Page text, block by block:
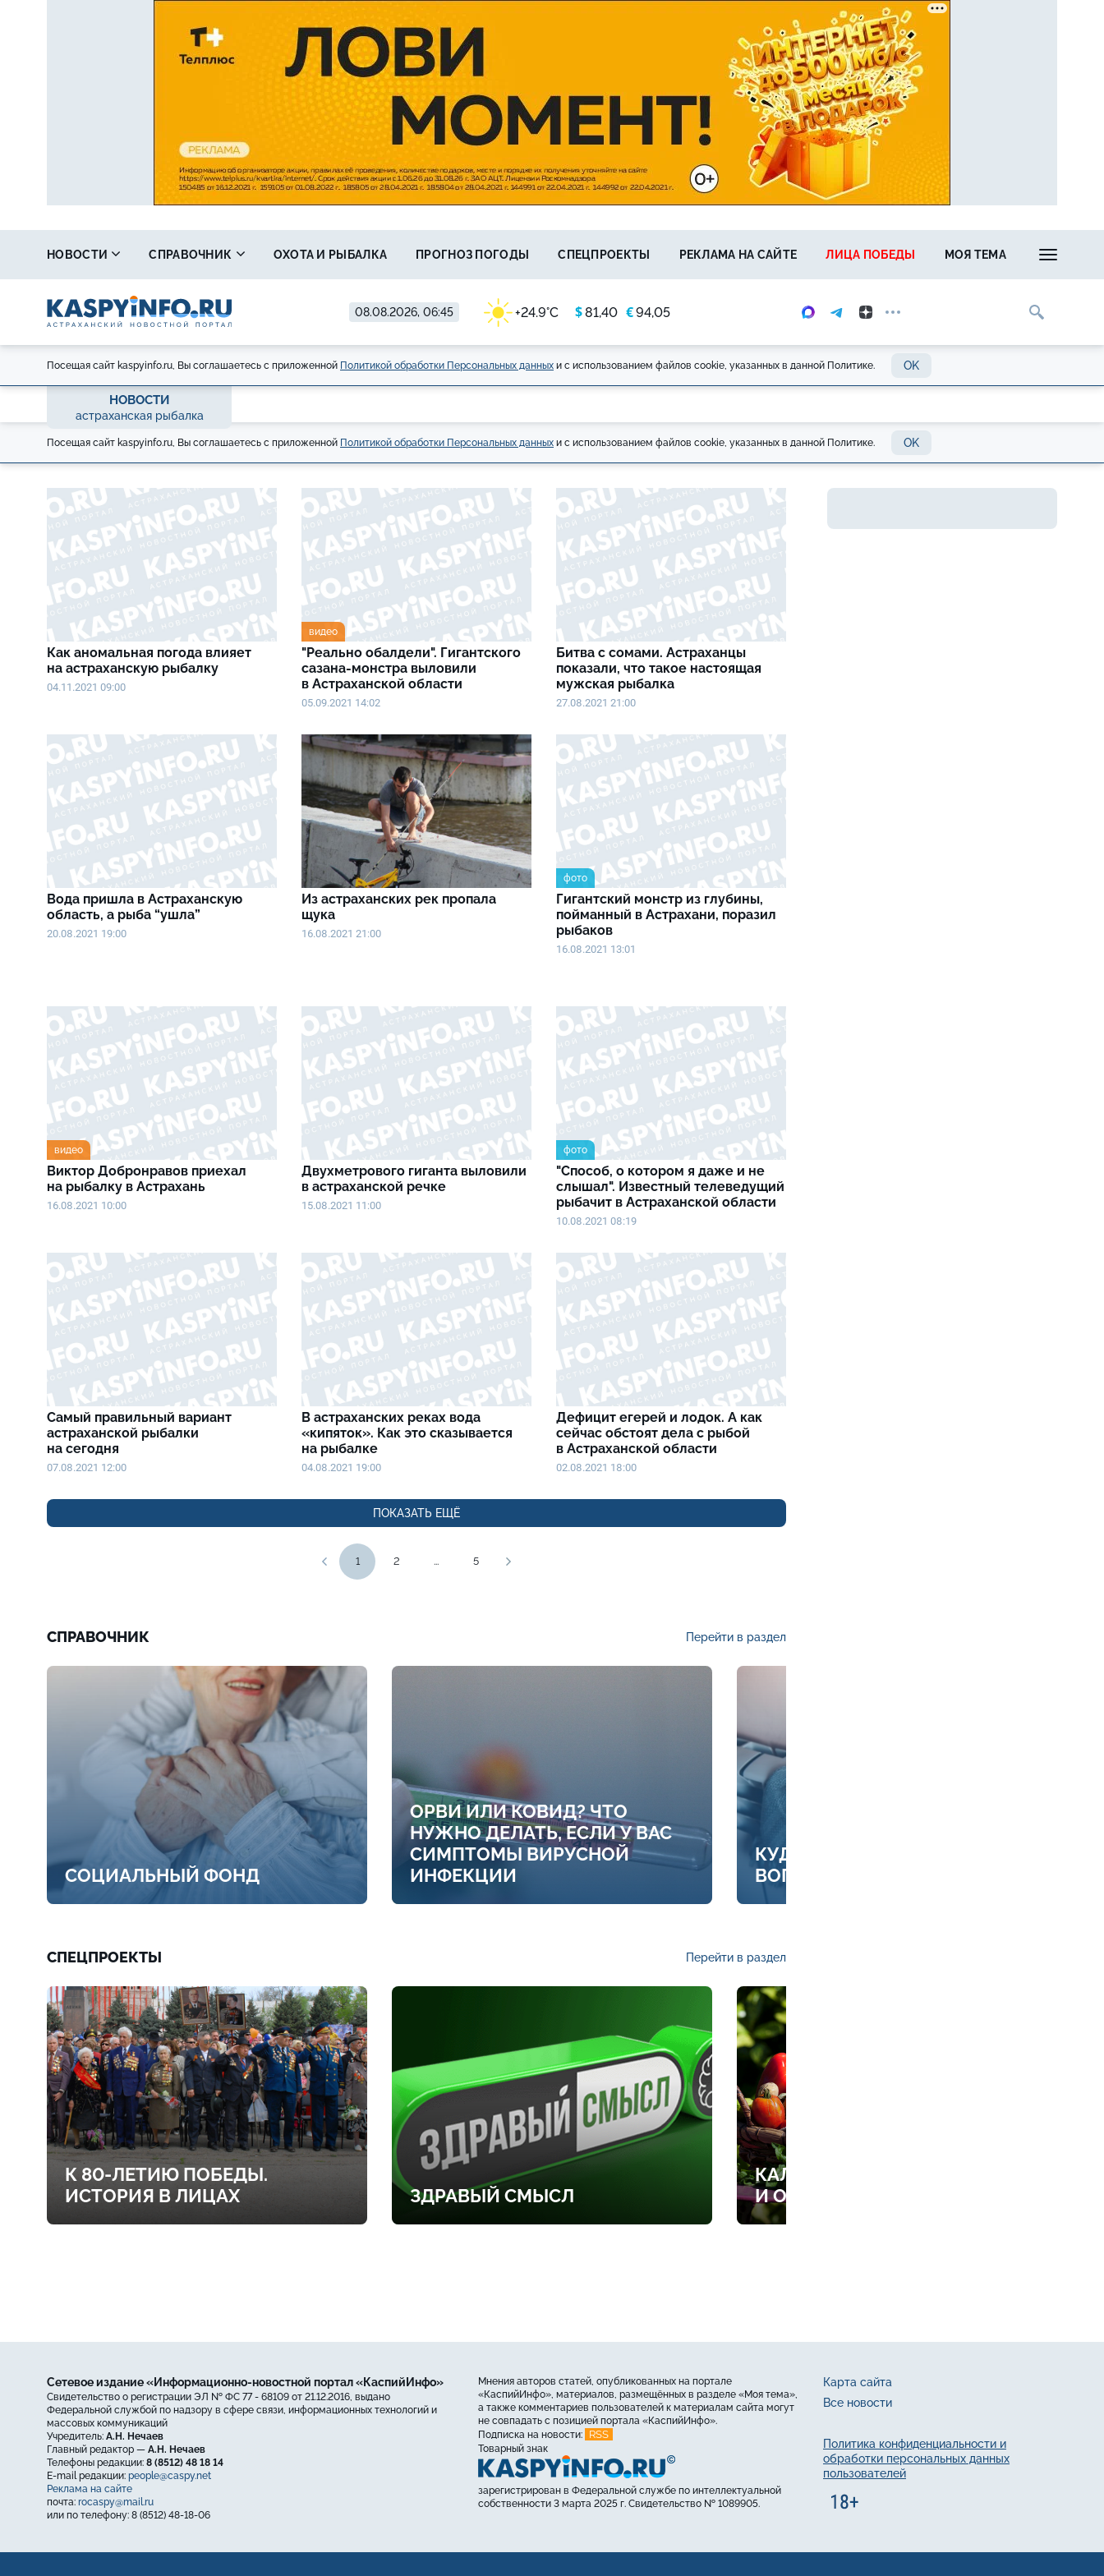
08.08.2026, 06:45 +24.9°C $81,40 €94,05
НОВОСТИ СПРАВОЧНИК ОХОТА И РЫБАЛКА ПРОГНОЗ ПОГОДЫ СПЕЦПРОЕКТЫ РЕКЛАМА НА САЙТЕ ЛИЦА ПОБЕДЫ МОЯ ТЕМА
Посещая сайт kaspyinfo.ru, Вы соглашаетесь с приложенной Политикой обработки Персональных данных и с использованием файлов cookie, указанных в данной Политике. OK
НОВОСТИ
астраханская рыбалка
Посещая сайт kaspyinfo.ru, Вы соглашаетесь с приложенной Политикой обработки Персональных данных и с использованием файлов cookie, указанных в данной Политике. OK
Как аномальная погода влияет
на астраханскую рыбалку
04.11.2021 09:00
видео
"Реально обалдели". Гигантского
сазана-монстра выловили
в Астраханской области
05.09.2021 14:02
Битва с сомами. Астраханцы
показали, что такое настоящая
мужская рыбалка
27.08.2021 21:00
Вода пришла в Астраханскую
область, а рыба “ушла”
20.08.2021 19:00
Из астраханских рек пропала
щука
16.08.2021 21:00
фото
Гигантский монстр из глубины,
пойманный в Астрахани, поразил
рыбаков
16.08.2021 13:01
видео
Виктор Добронравов приехал
на рыбалку в Астрахань
16.08.2021 10:00
Двухметрового гиганта выловили
в астраханской речке
15.08.2021 11:00
фото
"Способ, о котором я даже и не
слышал". Известный телеведущий
рыбачит в Астраханской области
10.08.2021 08:19
Самый правильный вариант
астраханской рыбалки
на сегодня
07.08.2021 12:00
В астраханских реках вода
«кипяток». Как это сказывается
на рыбалке
04.08.2021 19:00
Дефицит егерей и лодок. А как
сейчас обстоят дела с рыбой
в Астраханской области
02.08.2021 18:00
ПОКАЗАТЬ ЕЩЁ
1 2 ... 5
СПРАВОЧНИК Перейти в раздел
СОЦИАЛЬНЫЙ ФОНД
ОРВИ ИЛИ КОВИД? ЧТО
НУЖНО ДЕЛАТЬ, ЕСЛИ У ВАС
СИМПТОМЫ ВИРУСНОЙ
ИНФЕКЦИИ
КУДА ЗВОНИТЬ, ЕСЛИ ЕСТЬ
ВОПРОСЫ ПО ОТОПЛЕНИЮ
СПЕЦПРОЕКТЫ Перейти в раздел
К 80-ЛЕТИЮ ПОБЕДЫ.
ИСТОРИЯ В ЛИЦАХ
ЗДРАВЫЙ СМЫСЛ
КАЛЕНДАРЬ РАБОТ В САДУ
И ОГОРОДЕ
Сетевое издание «Информационно-новостной портал «КаспийИнфо»
Свидетельство о регистрации ЭЛ № ФС 77 - 68109 от 21.12.2016, выдано
Федеральной службой по надзору в сфере связи, информационных технологий и
массовых коммуникаций
Учредитель: А.Н. Нечаев
Главный редактор — А.Н. Нечаев
Телефоны редакции: 8 (8512) 48 18 14
E-mail редакции: people@caspy.net
Реклама на сайте
почта: rocaspy@mail.ru
или по телефону: 8 (8512) 48-18-06
Мнения авторов статей, опубликованных на портале
«КаспийИнфо», материалов, размещённых в разделе «Моя тема»,
а также комментариев пользователей к материалам сайта могут
не совпадать с позицией портала «КаспийИнфо».
Подписка на новости:
RSS
Товарный знак
зарегистрирован в Федеральной службе по интеллектуальной
собственности 3 марта 2025 г. Свидетельство № 1089905.
Карта сайта
Все новости
Политика конфиденциальности и
обработки персональных данных
пользователей